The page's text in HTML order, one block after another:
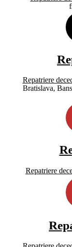
Repatriere
Bratislava,
Repatriere